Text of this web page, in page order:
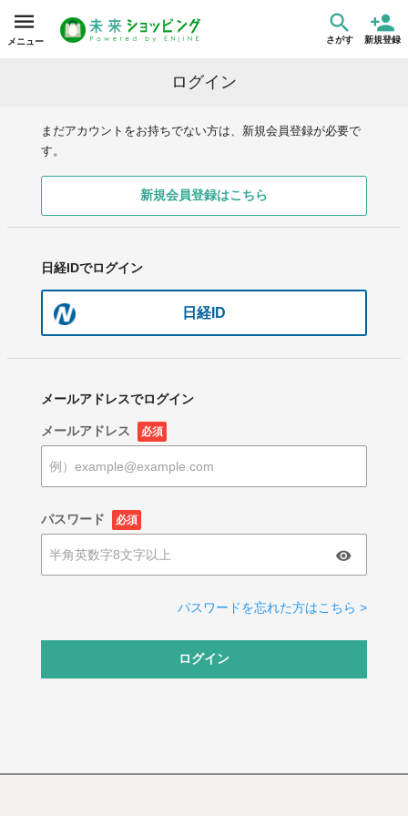
メニュー さがす 新規登録
ログイン
まだアカウントをお持ちでない方は、新規会員登録が必要で
す。
新規会員登録はこちら
日経IDでログイン
日経ID
メールアドレスでログイン
メールアドレス 必須
パスワード 必須
パスワードを忘れた方はこちら >
ログイン